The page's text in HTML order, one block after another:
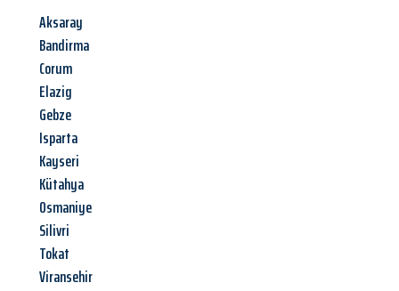
Aksaray
Bandirma
Corum
Elazig
Gebze
Isparta
Kayseri
Kütahya
Osmaniye
Silivri
Tokat
Viransehir